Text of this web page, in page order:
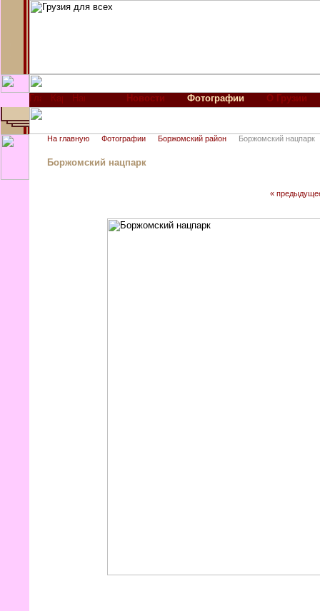
Новости Фотографии О Грузии
На главную Фотографии Боржомский район Боржомский нацпарк
Боржомский нацпарк
«